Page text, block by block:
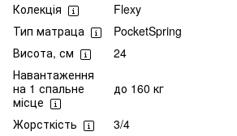
Колекція
Flexy
Тип матраца
PocketSpring
Висота, см
24
Навантаження
на 1 спальне
місце
до 160 кг
Жорсткість
3/4